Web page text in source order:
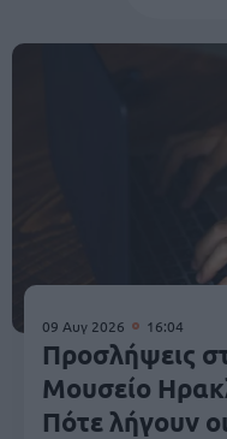
09 Αυγ 2026 16:04
Προσλήψεις
Μουσείο
Πότε λήγουν